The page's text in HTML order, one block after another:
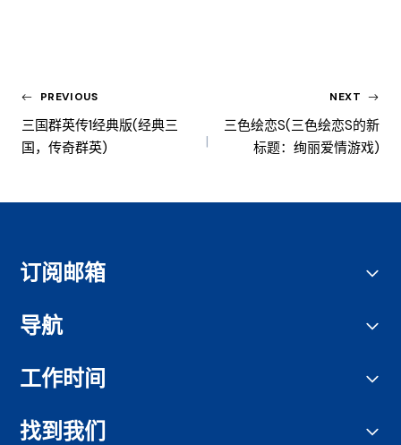
PREVIOUS
三国群英传1经典版(经典三
国，传奇群英)
NEXT
三色绘恋s(三色绘恋s的新
标题：绚丽爱情游戏)
订阅邮箱
导航
工作时间
找到我们